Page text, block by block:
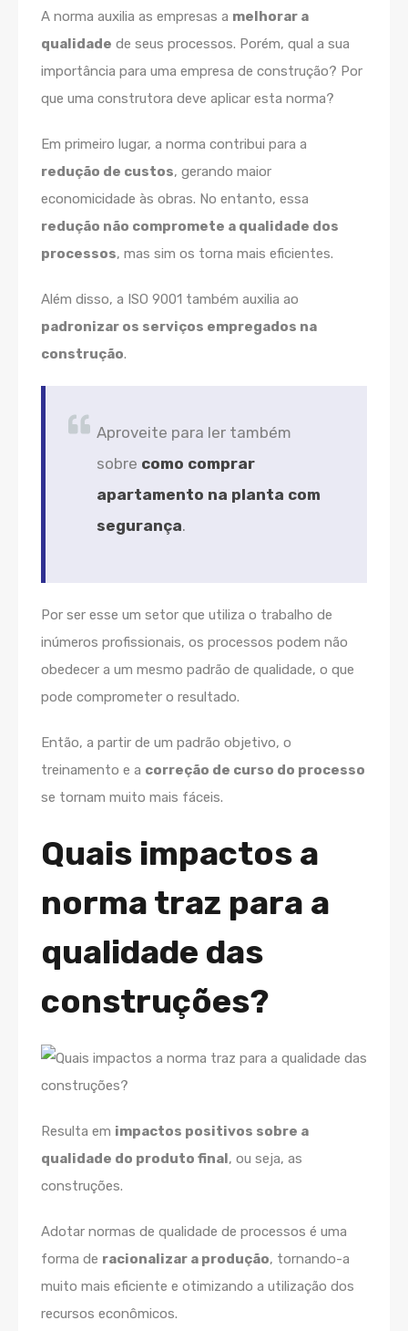
A norma auxilia as empresas a melhorar a
qualidade de seus processos. Porém, qual a sua
importância para uma empresa de construção? Por
que uma construtora deve aplicar esta norma?
Em primeiro lugar, a norma contribui para a
redução de custos, gerando maior
economicidade às obras. No entanto, essa
redução não compromete a qualidade dos
processos, mas sim os torna mais eficientes.
Além disso, a ISO 9001 também auxilia ao
padronizar os serviços empregados na
construção.
Aproveite para ler também
sobre como comprar
apartamento na planta com
segurança.
Por ser esse um setor que utiliza o trabalho de
inúmeros profissionais, os processos podem não
obedecer a um mesmo padrão de qualidade, o que
pode comprometer o resultado.
Então, a partir de um padrão objetivo, o
treinamento e a correção de curso do processo
se tornam muito mais fáceis.
Quais impactos a
norma traz para a
qualidade das
construções?
Resulta em impactos positivos sobre a
qualidade do produto final, ou seja, as
construções.
Adotar normas de qualidade de processos é uma
forma de racionalizar a produção, tornando-a
muito mais eficiente e otimizando a utilização dos
recursos econômicos.